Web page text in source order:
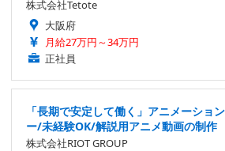
株式会社Tetote
大阪府
月給27万円～34万円
正社員
「長期で安定して働く」アニメーショ
ー/未経験OK/解説用アニメ動画の制作
株式会社RIOT GROUP